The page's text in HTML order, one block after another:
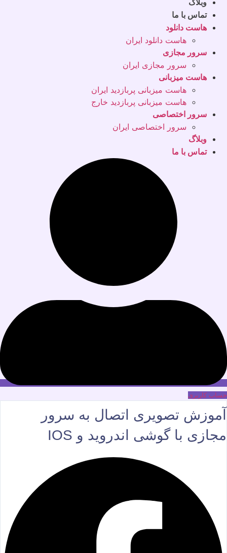
وبلاگ
تماس با ما
هاست دانلود
هاست دانلود ایران
سرور مجازی
سرور مجازی ایران
هاست میزبانی
هاست میزبانی پربازدید ایران
هاست میزبانی پربازدید خارج
سرور اختصاصی
سرور اختصاصی ایران
وبلاگ
تماس با ما
حساب کاربری
آموزش تصویری اتصال به سرور
مجازی با گوشی اندروید و IOS